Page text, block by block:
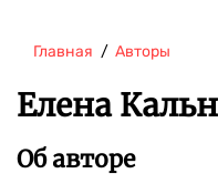
Главная Авторы
Елена
Об авторе